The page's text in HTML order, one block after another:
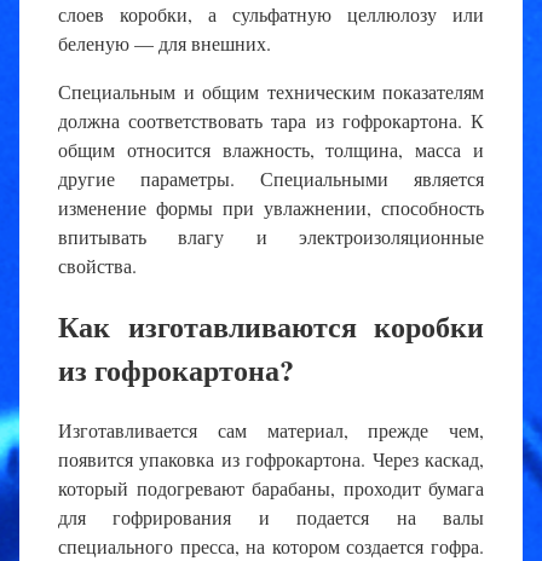
слоев коробки, а сульфатную целлюлозу или
беленую — для внешних.
Специальным и общим техническим показателям
должна соответствовать тара из гофрокартона. К
общим относится влажность, толщина, масса и
другие параметры. Специальными является
изменение формы при увлажнении, способность
впитывать влагу и электроизоляционные
свойства.
Как изготавливаются коробки
из гофрокартона?
Изготавливается сам материал, прежде чем,
появится упаковка из гофрокартона. Через каскад,
который подогревают барабаны, проходит бумага
для гофрирования и подается на валы
специального пресса, на котором создается гофра.